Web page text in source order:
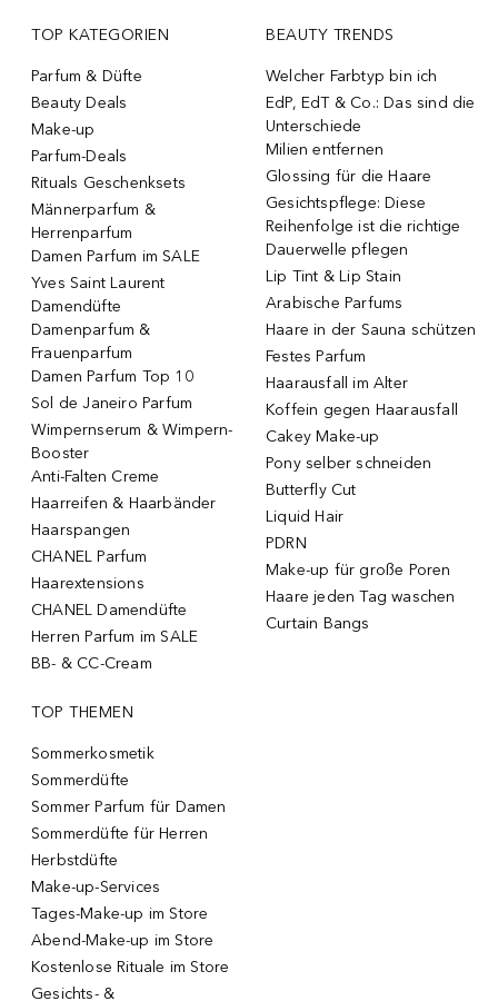
TOP KATEGORIEN
Parfum & Düfte
Beauty Deals
Make-up
Parfum-Deals
Rituals Geschenksets
Männerparfum &
Herrenparfum
Damen Parfum im SALE
Yves Saint Laurent
Damendüfte
Damenparfum &
Frauenparfum
Damen Parfum Top 10
Sol de Janeiro Parfum
Wimpernserum & Wimpern-
Booster
Anti-Falten Creme
Haarreifen & Haarbänder
Haarspangen
CHANEL Parfum
Haarextensions
CHANEL Damendüfte
Herren Parfum im SALE
BB- & CC-Cream
BEAUTY TRENDS
Welcher Farbtyp bin ich
EdP, EdT & Co.: Das sind die
Unterschiede
Milien entfernen
Glossing für die Haare
Gesichtspflege: Diese
Reihenfolge ist die richtige
Dauerwelle pflegen
Lip Tint & Lip Stain
Arabische Parfums
Haare in der Sauna schützen
Festes Parfum
Haarausfall im Alter
Koffein gegen Haarausfall
Cakey Make-up
Pony selber schneiden
Butterfly Cut
Liquid Hair
PDRN
Make-up für große Poren
Haare jeden Tag waschen
Curtain Bangs
TOP THEMEN
Sommerkosmetik
Sommerdüfte
Sommer Parfum für Damen
Sommerdüfte für Herren
Herbstdüfte
Make-up-Services
Tages-Make-up im Store
Abend-Make-up im Store
Kostenlose Rituale im Store
Gesichts- &